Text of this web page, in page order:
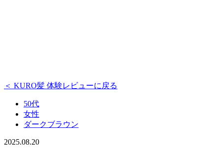
＜ KURO髪 体験レビューに戻る
50代
女性
ダークブラウン
2025.08.20